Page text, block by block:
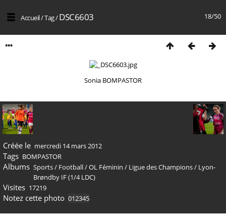
18/50
Accueil/Tag/DSC6603
Sonia BOMPASTOR
Créée le mercredi 14 mars 2012
Tags BOMPASTOR
Albums Sports/ Football/OL Féminin / Ligue des Champions/ Lyon-
Brøndby IF (1/4 LDC)
Visites 17219
Notez cette photo